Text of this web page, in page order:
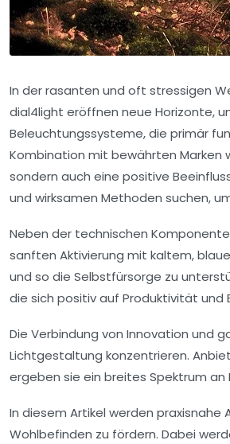
In der rasanten und oft stressigen
dial4light eröffnen neue Horizonte,
Beleuchtungssysteme, die primär
Kombination mit bewährten Marken
sondern auch eine positive
und wirksamen Methoden suchen,
Neben der technischen
sanften Aktivierung mit kaltem,
und so die Selbstfürsorge zu
die sich positiv auf Produktivität und
Die Verbindung von Innovation und
Lichtgestaltung konzentrieren.
ergeben sie ein breites Spektrum
In diesem Artikel werden
Wohlbefinden zu fördern. Dabei